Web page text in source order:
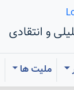
و انتقادی
ملیت ها